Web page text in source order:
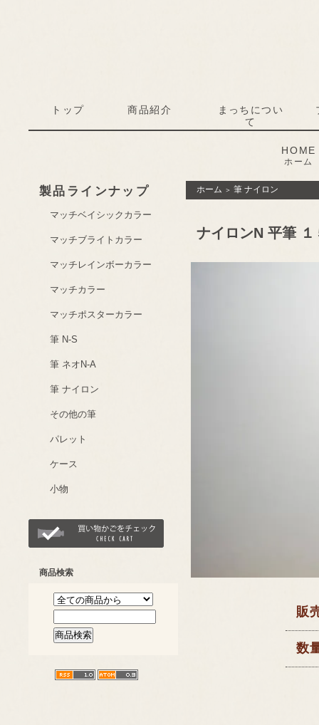
トップ 商品紹介
まっちについ
て
HOME
ホーム
製品ラインナップ
マッチベイシックカラー
マッチブライトカラー
マッチレインボーカラー
マッチカラー
マッチポスターカラー
筆 N-S
筆 ネオN-A
筆 ナイロン
その他の筆
パレット
ケース
小物
商品検索
ホーム ＞ 筆 ナイロン
ナイロンN 平筆 １
販
数